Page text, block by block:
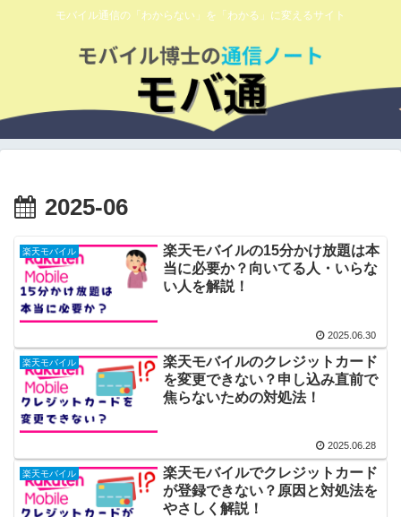
モバイル通信の「わからない」を「わかる」に変えるサイト
2025-06
楽天モバイル
楽天モバイルの15分かけ放題は本
当に必要か？向いてる人・いらな
い人を解説！
2025.06.30
楽天モバイル
楽天モバイルのクレジットカード
を変更できない？申し込み直前で
焦らないための対処法！
2025.06.28
楽天モバイル
楽天モバイルでクレジットカード
が登録できない？原因と対処法を
やさしく解説！